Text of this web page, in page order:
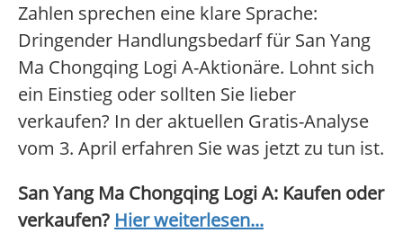
Zahlen sprechen eine klare Sprache:
Dringender Handlungsbedarf für San Yang
Ma Chongqing Logi A-Aktionäre. Lohnt sich
ein Einstieg oder sollten Sie lieber
verkaufen? In der aktuellen Gratis-Analyse
vom 3. April erfahren Sie was jetzt zu tun ist.
San Yang Ma Chongqing Logi A: Kaufen oder
verkaufen? Hier weiterlesen...